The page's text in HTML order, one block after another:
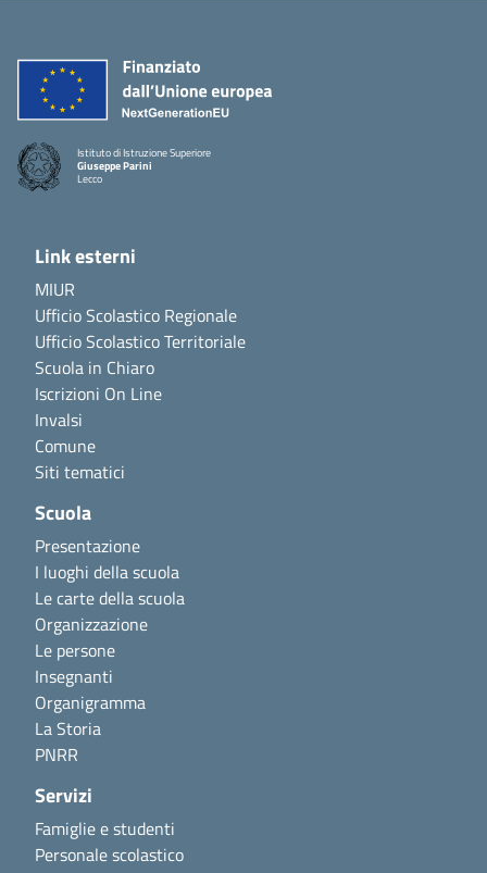
Istituto di Istruzione Superiore
Giuseppe Parini
Lecco
Link esterni
MIUR
Ufficio Scolastico Regionale
Ufficio Scolastico Territoriale
Scuola in Chiaro
Iscrizioni On Line
Invalsi
Comune
Siti tematici
Scuola
Presentazione
I luoghi della scuola
Le carte della scuola
Organizzazione
Le persone
Insegnanti
Organigramma
La Storia
PNRR
Servizi
Famiglie e studenti
Personale scolastico